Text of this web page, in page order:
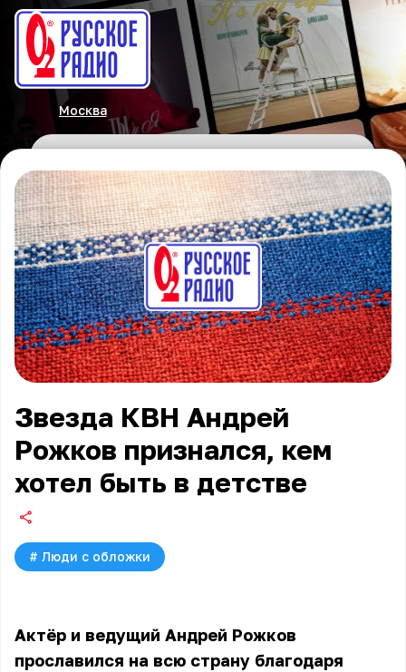
Москва
Звезда КВН Андрей
Рожков признался, кем
хотел быть в детстве
# Люди с обложки
Актёр и ведущий Андрей Рожков
прославился на всю страну благодаря